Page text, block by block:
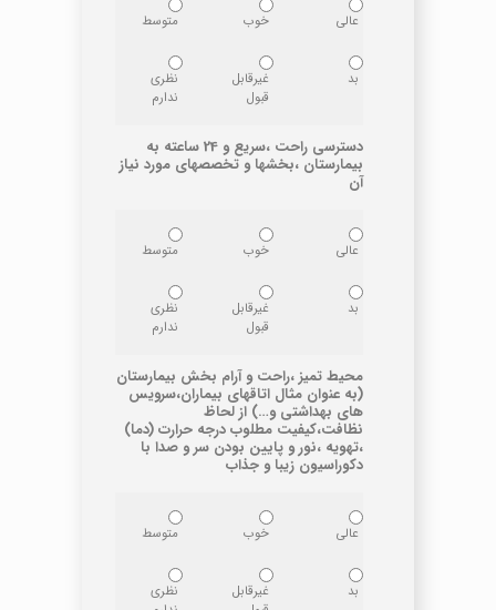
عالی خوب متوسط
بد
غیرقابل
قبول
نظری
ندارم
دسترسی راحت ،سریع و 24 ساعته به
بیمارستان ،بخشها و تخصصهای مورد نیاز
آن
عالی خوب متوسط
بد
غیرقابل
قبول
نظری
ندارم
محیط تمیز ،راحت و آرام بخش بیمارستان
(به عنوان مثال اتاقهای بیماران،سرویس
های بهداشتی و…) از لحاظ
نظافت،کیفیت مطلوب درجه حرارت (دما)
،تهویه ،نور و پایین بودن سر و صدا با
دکوراسیون زیبا و جذاب
عالی خوب متوسط
بد
غیرقابل
نظری